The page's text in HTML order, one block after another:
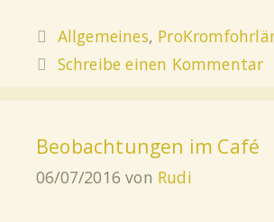
Allgemeines,
Schreibe einen Kommentar
Beobachtungen im Café
06/07/2016 von Rudi